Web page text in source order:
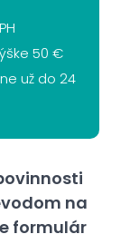
50 €
už do 24
na
formulár